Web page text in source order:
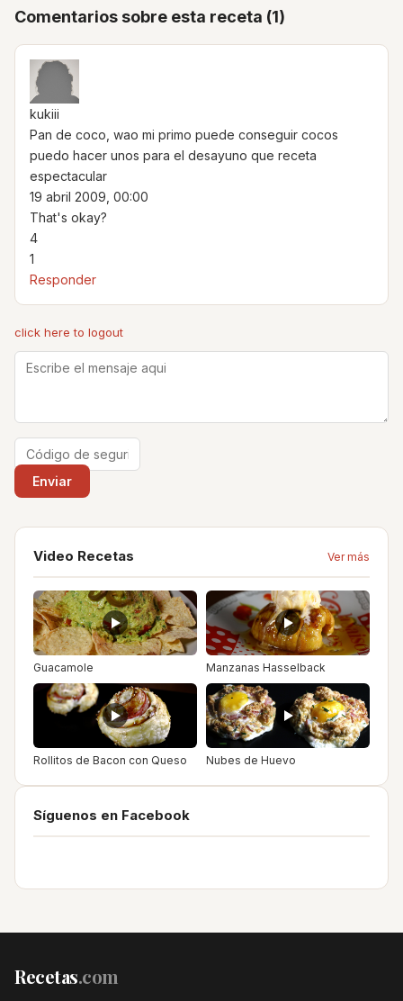
Comentarios sobre esta receta (1)
kukiii
Pan de coco, wao mi primo puede conseguir cocos
puedo hacer unos para el desayuno que receta
espectacular
19 abril 2009, 00:00
That's okay?
4
1
Responder
click here to logout
Video Recetas Ver más
Guacamole Manzanas Hasselback
Rollitos de Bacon con Queso Nubes de Huevo
Síguenos en Facebook
Recetas.com